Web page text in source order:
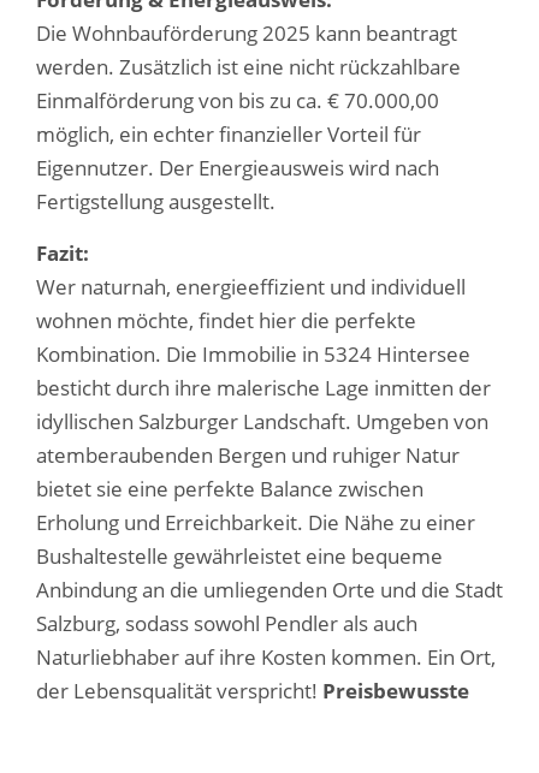
Die Wohnbauförderung 2025 kann beantragt
werden. Zusätzlich ist eine nicht rückzahlbare
Einmalförderung von bis zu ca. € 70.000,00
möglich, ein echter finanzieller Vorteil für
Eigennutzer. Der Energieausweis wird nach
Fertigstellung ausgestellt.
Fazit:
Wer naturnah, energieeffizient und individuell
wohnen möchte, findet hier die perfekte
Kombination. Die Immobilie in 5324 Hintersee
besticht durch ihre malerische Lage inmitten der
idyllischen Salzburger Landschaft. Umgeben von
atemberaubenden Bergen und ruhiger Natur
bietet sie eine perfekte Balance zwischen
Erholung und Erreichbarkeit. Die Nähe zu einer
Bushaltestelle gewährleistet eine bequeme
Anbindung an die umliegenden Orte und die Stadt
Salzburg, sodass sowohl Pendler als auch
Naturliebhaber auf ihre Kosten kommen. Ein Ort,
der Lebensqualität verspricht! Preisbewusste